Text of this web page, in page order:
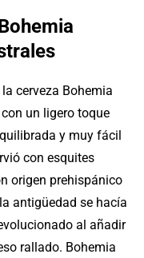
cerveza Bohemia
un ligero toque
y muy fácil
con esquites
origen prehispánico
antigüedad se hacía
al añadir
rallado. Bohemia